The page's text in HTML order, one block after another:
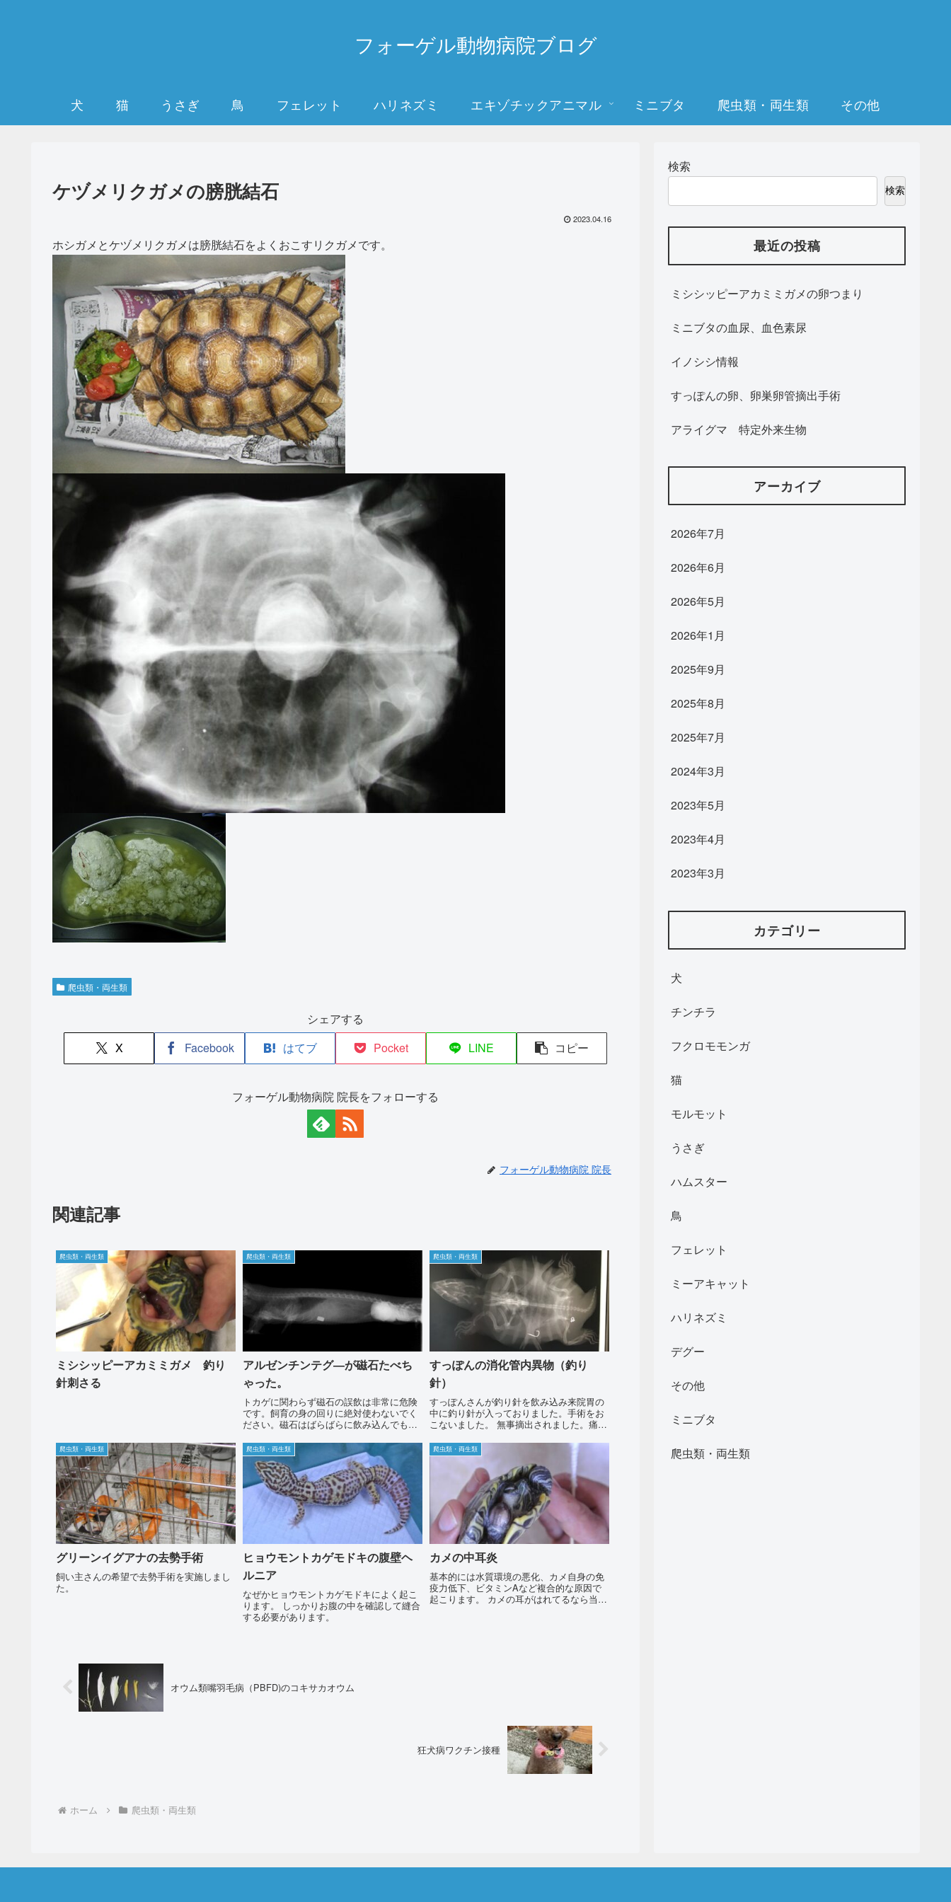
フォーゲル動物病院ブログ
犬 猫 うさぎ 鳥 フェレット ハリネズミ エキゾチックアニマル ミニブタ 爬虫類・両生類 その他
ケヅメリクガメの膀胱結石
2023.04.16
ホシガメとケヅメリクガメは膀胱結石をよくおこすリクガメです。
爬虫類・両生類
シェアする
X
Facebook はてブ Pocket LINE コピー
フォーゲル動物病院 院長をフォローする
フォーゲル動物病院 院長
関連記事
爬虫類・両生類
ミシシッピーアカミミガメ 釣り
針刺さる
爬虫類・両生類
アルゼンチンテグ―が磁石たべち
ゃった。
トカゲに関わらず磁石の誤飲は非常に危険
です。飼育の身の回りに絶対使わないでく
ださい。磁石はばらばらに飲み込んでも体
こし緊急手術になります。ヒトでも死亡例
が報告されています。犬でも爬虫類でも磁
石を食べたか...
爬虫類・両生類
すっぽんの消化管内異物（釣り
針）
すっぽんさんが釣り針を飲み込み来院胃の
中に釣り針が入っておりました。手術をお
こないました。 無事摘出されました。痛か
爬虫類・両生類
グリーンイグアナの去勢手術
飼い主さんの希望で去勢手術を実施しまし
た。
爬虫類・両生類
ヒョウモントカゲモドキの腹壁ヘ
ルニア
なぜかヒョウモントカゲモドキによく起こ
ります。 しっかりお腹の中を確認して縫合
する必要があります。
爬虫類・両生類
カメの中耳炎
基本的には水質環境の悪化、カメ自身の免
疫力低下、ビタミンAなど複合的な原因で
起こります。 カメの耳がはれてるなら当院
オウム類嘴羽毛病（PBFD)のコキサカオウム
狂犬病ワクチン接種
ホーム 爬虫類・両生類
検索
検索
最近の投稿
ミシシッピーアカミミガメの卵つまり
ミニブタの血尿、血色素尿
イノシシ情報
すっぽんの卵、卵巣卵管摘出手術
アライグマ 特定外来生物
アーカイブ
2026年7月
2026年6月
2026年5月
2026年1月
2025年9月
2025年8月
2025年7月
2024年3月
2023年5月
2023年4月
2023年3月
カテゴリー
犬
チンチラ
フクロモモンガ
猫
モルモット
うさぎ
ハムスター
鳥
フェレット
ミーアキャット
ハリネズミ
デグー
その他
ミニブタ
爬虫類・両生類